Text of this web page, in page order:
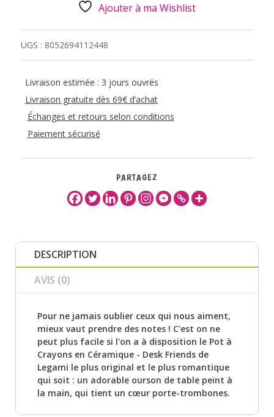
Ajouter à ma Wishlist
UGS : 8052694112448
Livraison estimée : 3 jours ouvrés
Livraison gratuite dès 69€ d’achat
Échanges et retours selon conditions
Paiement sécurisé
PARTAGEZ
DESCRIPTION
AVIS (0)
Pour ne jamais oublier ceux qui nous aiment,
mieux vaut prendre des notes ! C'est on ne
peut plus facile si l'on a à disposition le Pot à
Crayons en Céramique - Desk Friends de
Legami le plus original et le plus romantique
qui soit : un adorable ourson de table peint à
la main, qui tient un cœur porte-trombones.